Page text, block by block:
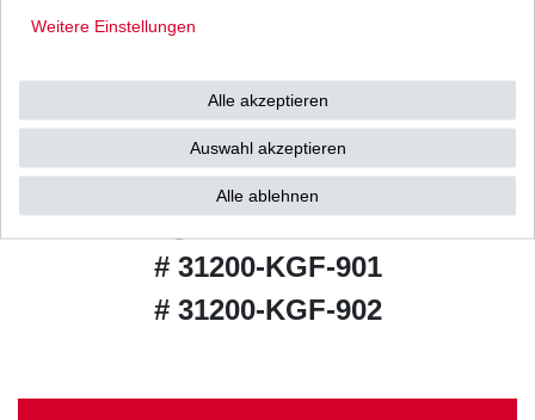
Baujahr: 2002 - 2006
Drehrichtung: rechts
Anzahl der Zähne: 9
Original Ersatzteil
Vergleichsnummern:
# 31200-KGF-901
# 31200-KGF-902
Weitere Einstellungen
Alle akzeptieren
Auswahl akzeptieren
Alle ablehnen